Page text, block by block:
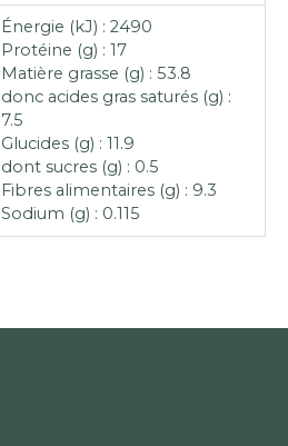
Énergie (kJ) : 2490
Protéine (g) : 17
Matière grasse (g) : 53.8
donc acides gras saturés (g) :
7.5
Glucides (g) : 11.9
dont sucres (g) : 0.5
Fibres alimentaires (g) : 9.3
Sodium (g) : 0.115